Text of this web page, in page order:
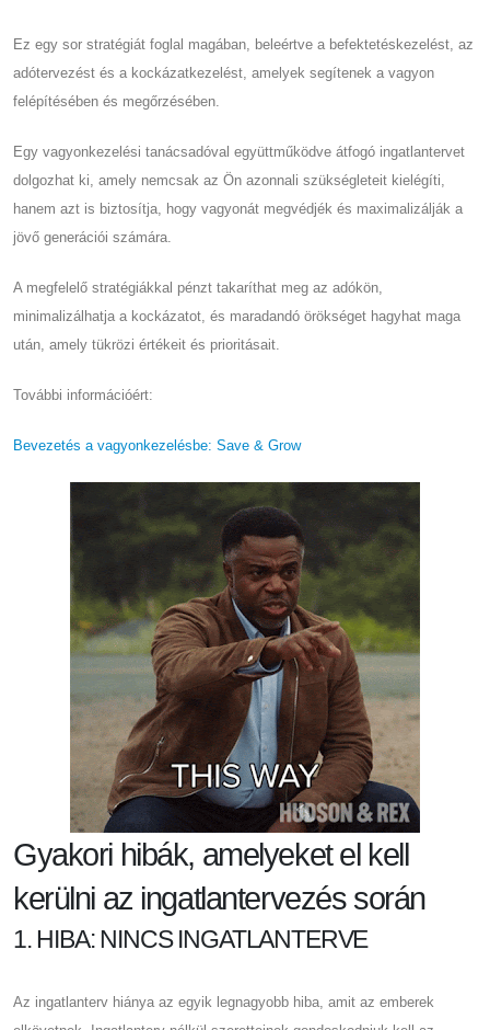
Ez egy sor stratégiát foglal magában, beleértve a befektetéskezelést, az
adótervezést és a kockázatkezelést, amelyek segítenek a vagyon
felépítésében és megőrzésében.
Egy vagyonkezelési tanácsadóval együttműködve átfogó ingatlantervet
dolgozhat ki, amely nemcsak az Ön azonnali szükségleteit kielégíti,
hanem azt is biztosítja, hogy vagyonát megvédjék és maximalizálják a
jövő generációi számára.
A megfelelő stratégiákkal pénzt takaríthat meg az adókön,
minimalizálhatja a kockázatot, és maradandó örökséget hagyhat maga
után, amely tükrözi értékeit és prioritásait.
További információért:
Bevezetés a vagyonkezelésbe: Save & Grow
Gyakori hibák, amelyeket el kell
kerülni az ingatlantervezés során
1. HIBA: NINCS INGATLANTERVE
Az ingatlanterv hiánya az egyik legnagyobb hiba, amit az emberek